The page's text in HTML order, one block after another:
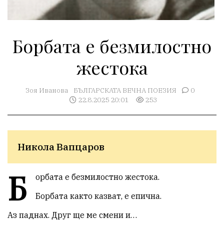
Борбата е безмилостно
жестока
Зоя Иванова БЪЛГАРСКАТА ВЕЧНА ПОЕЗИЯ
0
22.8.2025 20:01
253
Никола Вапцаров
Б
орбата е безмилостно жестока.
Борбата както казват, е епична.
Аз паднах. Друг ще ме смени и…